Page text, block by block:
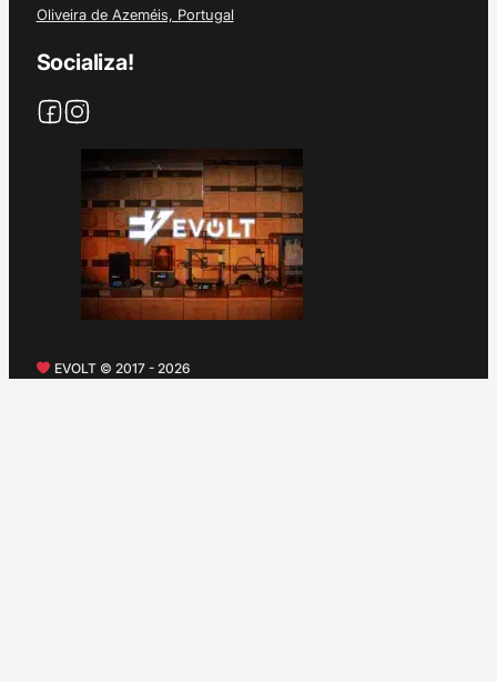
Oliveira de Azeméis, Portugal
Socializa!
EVOLT © 2017 - 2026